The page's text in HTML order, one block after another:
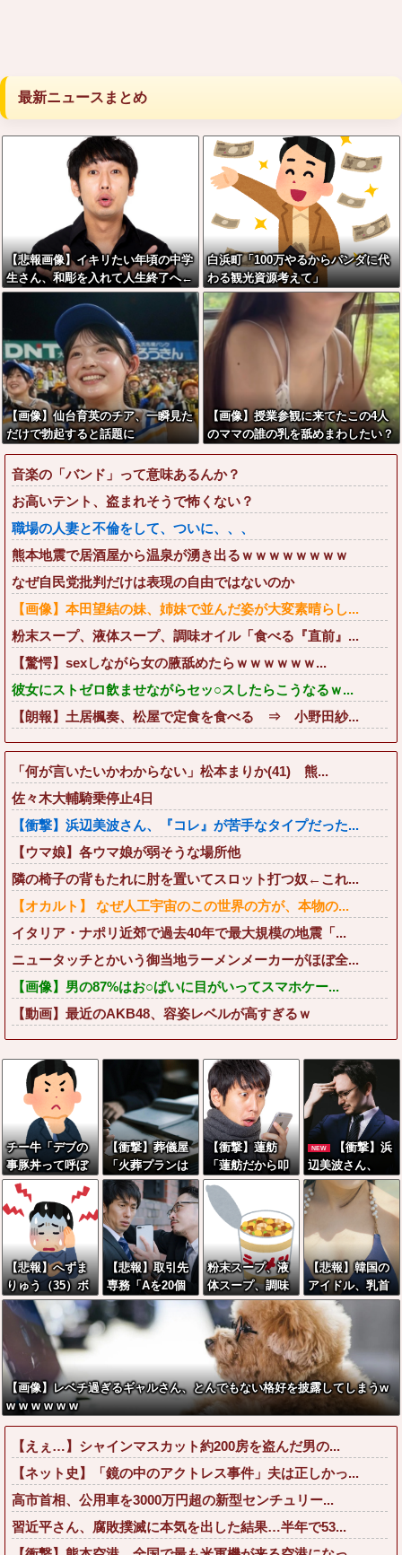
最新ニュースまとめ
【悲報画像】イキリたい年頃の中学
生さん、和彫を入れて人生終了へ←
これw w w w w w
白浜町「100万やるからパンダに代
わる観光資源考えて」
【画像】仙台育英のチア、一瞬見た
だけで勃起すると話題に
【画像】授業参観に来てたこの4人
のママの誰の乳を舐めまわしたい？
wwwwww
音楽の「バンド」って意味あるんか？
お高いテント、盗まれそうで怖くない？
職場の人妻と不倫をして、ついに、、、
熊本地震で居酒屋から温泉が湧き出るｗｗｗｗｗｗｗｗ
なぜ自民党批判だけは表現の自由ではないのか
【画像】本田望結の妹、姉妹で並んだ姿が大変素晴らし...
粉末スープ、液体スープ、調味オイル「食べる『直前』...
【驚愕】sexしながら女の腋舐めたらｗｗｗｗｗｗ...
彼女にストゼロ飲ませながらセッ○スしたらこうなるｗ...
【朗報】土居楓奏、松屋で定食を食べる ⇒ 小野田紗...
「何が言いたいかわからない」松本まりか(41) 熊...
佐々木大輔騎乗停止4日
【衝撃】浜辺美波さん、『コレ』が苦手なタイプだった...
【ウマ娘】各ウマ娘が弱そうな場所他
隣の椅子の背もたれに肘を置いてスロット打つ奴←これ...
【オカルト】 なぜ人工宇宙のこの世界の方が、本物の...
イタリア・ナポリ近郊で過去40年で最大規模の地震「...
ニュータッチとかいう御当地ラーメンメーカーがほぼ全...
【画像】男の87%はお○ぱいに目がいってスマホケー...
【動画】最近のAKB48、容姿レベルが高すぎるｗ
チー牛「デブの
事豚丼って呼ぼ
うぜ！」←これ
が流行らなかっ
た理由
【衝撃】葬儀屋
「火葬プランは
どうなさいます
か？」ワイ喪主
「直葬で(即
答)」→結果ァw
w w w w w w w
w w
【衝撃】蓮舫
「蓮舫だから叩
いて良いという
報道に向き合い
ます！」X民
「高市だから叩
いて良いをやっ
てるのがお前だ
ろ」←これ…w
w
NEW
【衝撃】浜
辺美波さん、
『コレ』が苦手
なタイプだっ
た！？←お世話
してあげたい弱
男が大量沸きし
てしまうw w w
w w w w w w
【悲報】へずま
りゅう（35）ボ
ランティアのた
め熊本に行くも
体調不良で病院
に行く
【悲報】取引先
専務「Aを20個
注文する」 ぼ
く「いつも1～2
個しか使わない
あってる？」
取専「あって
る」→結果『こ
う』なったんだ
がコレワイが悪
いん
か？？？？？？
？？
粉末スープ、液
体スープ、調味
オイル「食べる
『直前』に入れ
てくださ
い！！」
【悲報】韓国の
アイドル、乳首
をイジられ放送
中に絶頂を迎え
る...
【画像】レベチ過ぎるギャルさん、とんでもない格好を披露してしまうw
w w w w w w
【えぇ…】シャインマスカット約200房を盗んだ男の...
【ネット史】「鏡の中のアクトレス事件」夫は正しかっ...
高市首相、公用車を3000万円超の新型センチュリー...
習近平さん、腐敗撲滅に本気を出した結果…半年で53...